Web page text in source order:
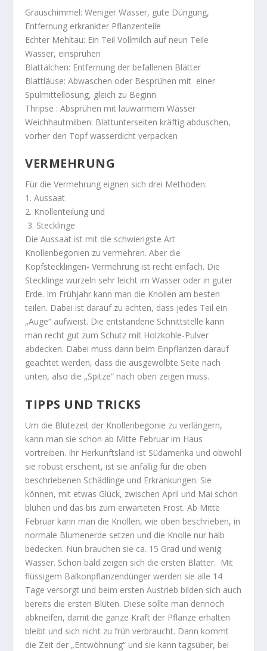
Grauschimmel: Weniger Wasser, gute Düngung,
Entfernung erkrankter Pflanzenteile
Echter Mehltau: Ein Teil Vollmilch auf neun Teile
Wasser, einsprühen
Blattälchen: Entfernung der befallenen Blätter
Blattläuse: Abwaschen oder Besprühen mit einer
Spülmittellösung, gleich zu Beginn
Thripse : Absprühen mit lauwarmem Wasser
Weichhautmilben: Blattunterseiten kräftig abduschen,
vorher den Topf wasserdicht verpacken
VERMEHRUNG
Für die Vermehrung eignen sich drei Methoden:
1. Aussaat
2. Knollenteilung und
3. Stecklinge
Die Aussaat ist mit die schwierigste Art
Knollenbegonien zu vermehren. Aber die
Kopfstecklingen- Vermehrung ist recht einfach. Die
Stecklinge wurzeln sehr leicht im Wasser oder in guter
Erde. Im Frühjahr kann man die Knollen am besten
teilen. Dabei ist darauf zu achten, dass jedes Teil ein
„Auge“ aufweist. Die entstandene Schnittstelle kann
man recht gut zum Schutz mit Holzkohle-Pulver
abdecken. Dabei muss dann beim Einpflanzen darauf
geachtet werden, dass die ausgewölbte Seite nach
unten, also die „Spitze“ nach oben zeigen muss.
TIPPS UND TRICKS
Um die Blütezeit der Knollenbegonie zu verlängern,
kann man sie schon ab Mitte Februar im Haus
vortreiben. Ihr Herkunftsland ist Südamerika und obwohl
sie robust erscheint, ist sie anfällig für die oben
beschriebenen Schädlinge und Erkrankungen. Sie
können, mit etwas Glück, zwischen April und Mai schon
blühen und das bis zum erwarteten Frost. Ab Mitte
Februar kann man die Knollen, wie oben beschrieben, in
normale Blumenerde setzen und die Knolle nur halb
bedecken. Nun brauchen sie ca. 15 Grad und wenig
Wasser. Schon bald zeigen sich die ersten Blätter. Mit
flüssigem Balkonpflanzendünger werden sie alle 14
Tage versorgt und beim ersten Austrieb bilden sich auch
bereits die ersten Blüten. Diese sollte man dennoch
abkneifen, damit die ganze Kraft der Pflanze erhalten
bleibt und sich nicht zu früh verbraucht. Dann kommt
die Zeit der „Entwöhnung“ und sie kann tagsüber, bei